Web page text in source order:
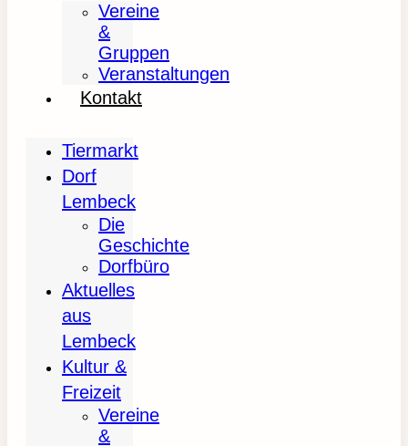
Vereine
&
Gruppen
Veranstaltungen
Kontakt
Tiermarkt
Dorf
Lembeck
Die
Geschichte
Dorfbüro
Aktuelles
aus
Lembeck
Kultur &
Freizeit
Vereine
&